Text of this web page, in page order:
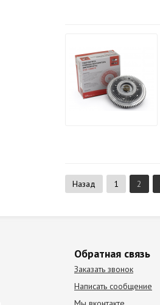
Назад 1 2
Обратная связь
Заказать звонок
Написать сообщение